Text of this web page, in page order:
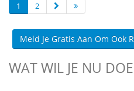
1 2
Meld Je Gratis Aan Om Ook
WAT WIL JE NU